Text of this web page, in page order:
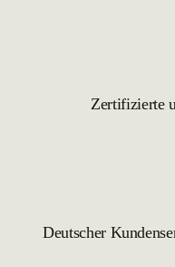
Zertifizierte
Deutscher